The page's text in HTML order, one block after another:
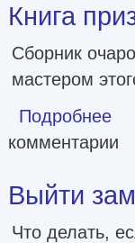
Книга
Сборник
мастером
Подробнее о
комментарии
Выйти
Что делать,